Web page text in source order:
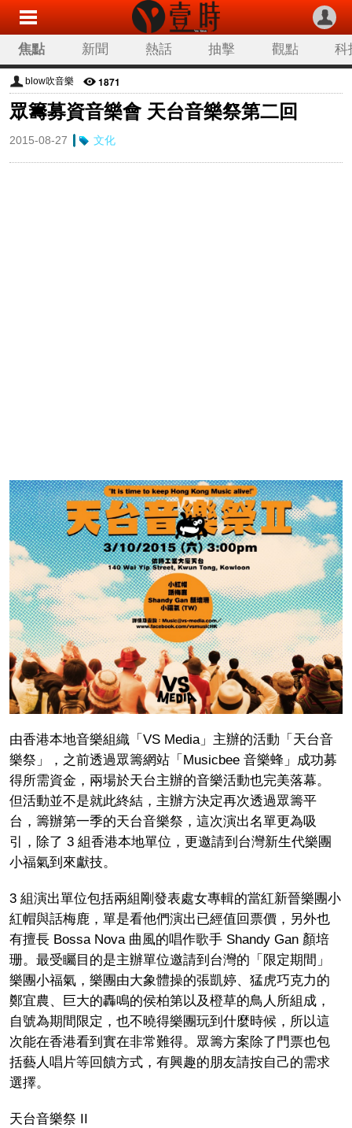
焦點 新聞 熱話 抽擊 觀點 科
blow吹音樂 1871
眾籌募資音樂會 天台音樂祭第二回
2015-08-27 文化
由香港本地音樂組織「VS Media」主辦的活動「天台音
樂祭」，之前透過眾籌網站「Musicbee 音樂蜂」成功募
得所需資金，兩場於天台主辦的音樂活動也完美落幕。
但活動並不是就此終結，主辦方決定再次透過眾籌平
台，籌辦第一季的天台音樂祭，這次演出名單更為吸
引，除了 3 組香港本地單位，更邀請到台灣新生代樂團
小福氣到來獻技。
3 組演出單位包括兩組剛發表處女專輯的當紅新晉樂團小
紅帽與話梅鹿，單是看他們演出已經值回票價，另外也
有擅長 Bossa Nova 曲風的唱作歌手 Shandy Gan 顏培
珊。最受矚目的是主辦單位邀請到台灣的「限定期間」
樂團小福氣，樂團由大象體操的張凱婷、猛虎巧克力的
鄭宜農、巨大的轟鳴的侯柏第以及橙草的鳥人所組成，
自號為期間限定，也不曉得樂團玩到什麼時候，所以這
次能在香港看到實在非常難得。眾籌方案除了門票也包
括藝人唱片等回饋方式，有興趣的朋友請按自己的需求
選擇。
天台音樂祭 II